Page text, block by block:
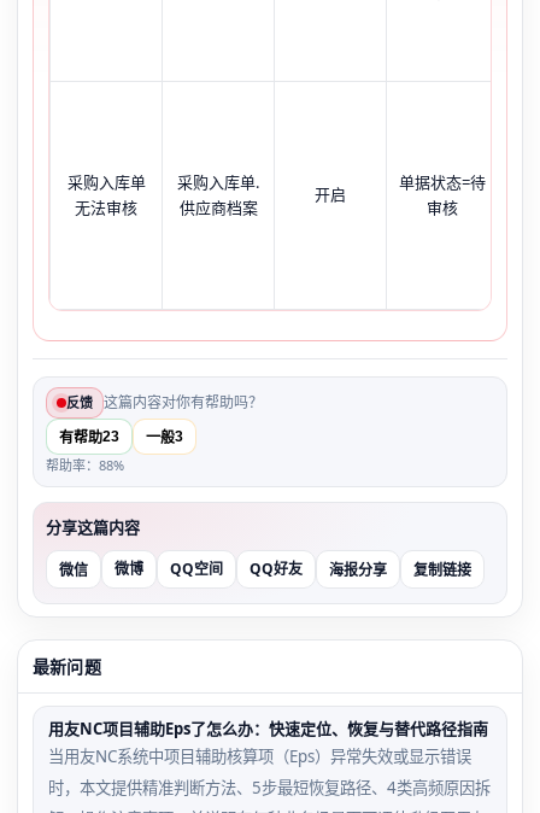
采购入库单
无法审核
采购入库单.
供应商档案
开启
单据状态=待
审核
反馈 这篇内容对你有帮助吗？
有帮助23 一般3
帮助率：88%
分享这篇内容
微信 微博 QQ空间 QQ好友 海报分享 复制链接
最新问题
用友NC项目辅助Eps了怎么办：快速定位、恢复与替代路径指南
当用友NC系统中项目辅助核算项（Eps）异常失效或显示错误
时，本文提供精准判断方法、5步最短恢复路径、4类高频原因拆